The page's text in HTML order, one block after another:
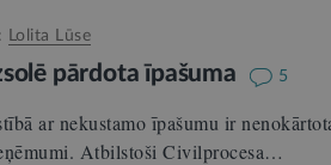
Lolita Lūse
pārdota īpašuma 5
ar nekustamo īpašumu ir
Atbilstoši Civilprocesa…